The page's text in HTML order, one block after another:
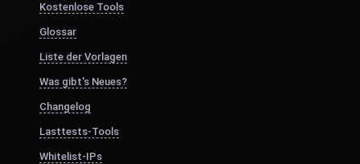
Kostenlose Tools
Glossar
Liste der Vorlagen
Was gibt's Neues?
Changelog
Lasttests-Tools
Whitelist-IPs